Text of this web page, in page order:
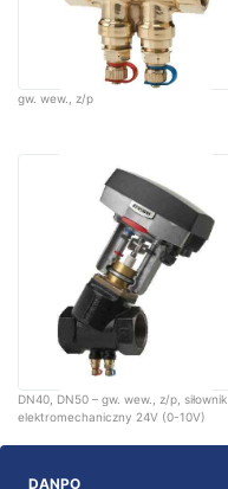
gw. wew., z/p
DN40, DN50 – gw. wew., z/p, siłownik
elektromechaniczny 24V (0-10V)
DANPO